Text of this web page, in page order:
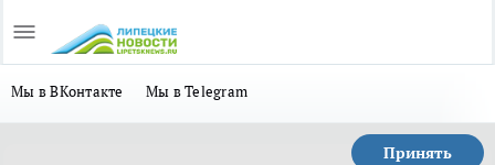
Мы в ВКонтакте Мы в Telegram
Принять